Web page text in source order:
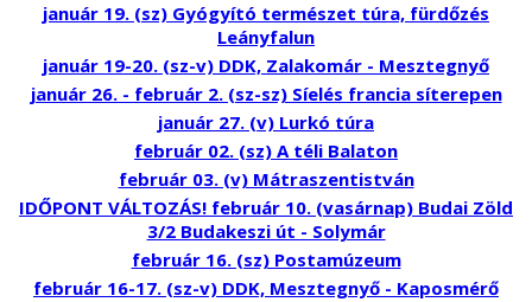
január 19. (sz) Gyógyító természet túra, fürdőzés
Leányfalun
január 19-20. (sz-v) DDK, Zalakomár - Mesztegnyő
január 26. - február 2. (sz-sz) Síelés francia síterepen
január 27. (v) Lurkó túra
február 02. (sz) A téli Balaton
február 03. (v) Mátraszentistván
IDŐPONT VÁLTOZÁS! február 10. (vasárnap) Budai Zöld
3/2 Budakeszi út - Solymár
február 16. (sz) Postamúzeum
február 16-17. (sz-v) DDK, Mesztegnyő - Kaposmérő